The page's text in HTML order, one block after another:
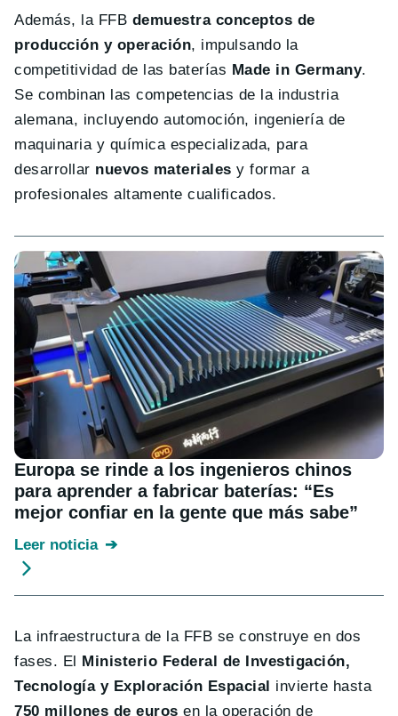
Además, la FFB demuestra conceptos de
producción y operación, impulsando la
competitividad de las baterías Made in Germany.
Se combinan las competencias de la industria
alemana, incluyendo automoción, ingeniería de
maquinaria y química especializada, para
desarrollar nuevos materiales y formar a
profesionales altamente cualificados.
Europa se rinde a los ingenieros chinos
para aprender a fabricar baterías: “Es
mejor confiar en la gente que más sabe”
Leer noticia
La infraestructura de la FFB se construye en dos
fases. El Ministerio Federal de Investigación,
Tecnología y Exploración Espacial invierte hasta
750 millones de euros en la operación de